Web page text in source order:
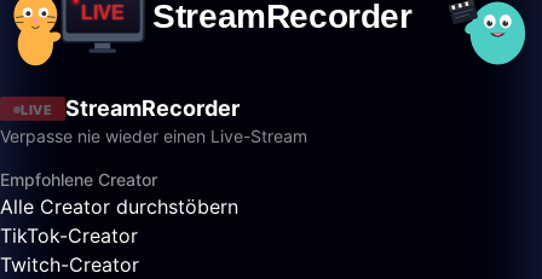
LIVE StreamRecorder
Verpasse nie wieder einen Live-Stream
Empfohlene Creator
Alle Creator durchstöbern
TikTok-Creator
Twitch-Creator